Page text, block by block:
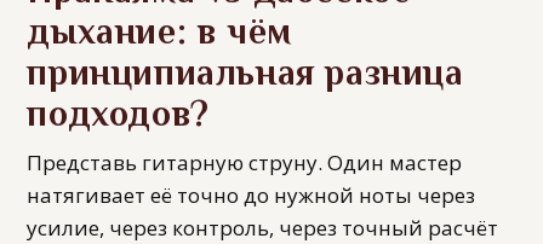
дыхание: в чём
принципиальная разница
подходов?
Представь гитарную струну. Один мастер
натягивает её точно до нужной ноты через
усилие, через контроль, через точный расчёт